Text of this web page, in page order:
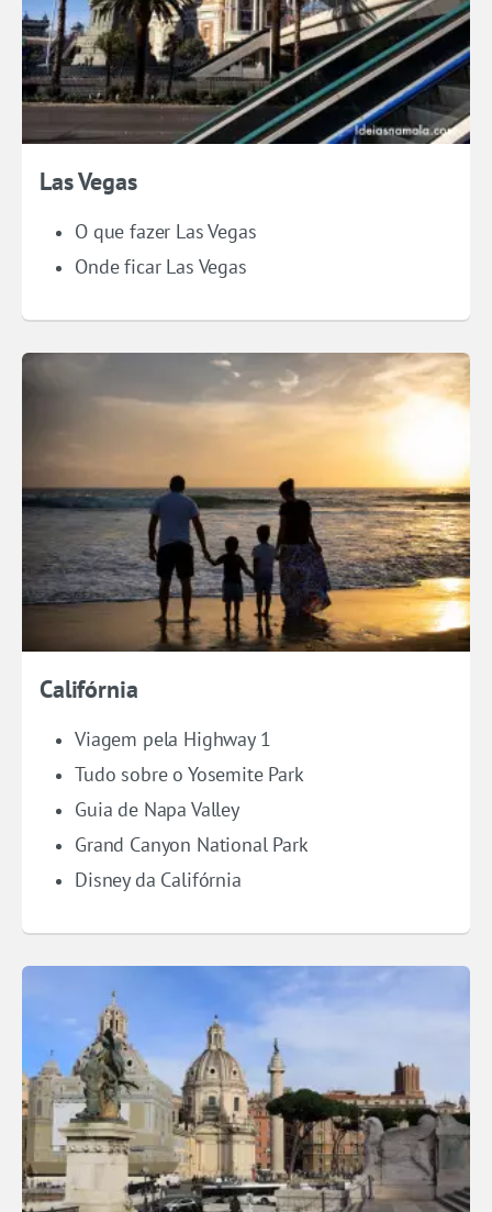
Las Vegas
O que fazer Las Vegas
Onde ficar Las Vegas
Califórnia
Viagem pela Highway 1
Tudo sobre o Yosemite Park
Guia de Napa Valley
Grand Canyon National Park
Disney da Califórnia